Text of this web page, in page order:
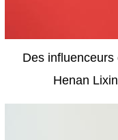
Des
Henan